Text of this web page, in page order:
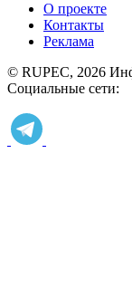
О проекте
Контакты
Реклама
© RUPEC, 2026
Социальные сети: